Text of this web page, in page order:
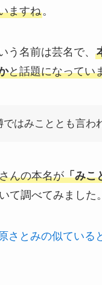
ますね。
う名前は芸名で、
と話題になってい
ではみこととも言わ
んの本名が「みこ
て調べてみました。
さとみの似ている